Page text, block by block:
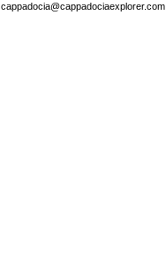
cappadocia@cappadociaexplorer.com